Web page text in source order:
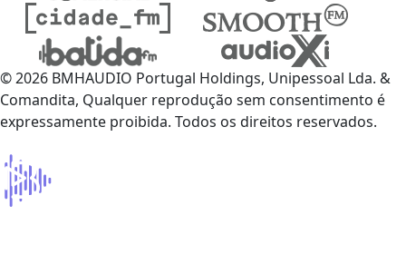
© 2026 BMHAUDIO Portugal Holdings, Unipessoal Lda. &
Comandita, Qualquer reprodução sem consentimento é
expressamente proibida. Todos os direitos reservados.